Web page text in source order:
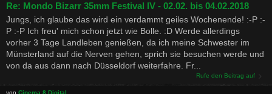
Re: Mondo Bizarr 35mm Festival IV - 02.02. bis 04.02.2018
Jungs, ich glaube das wird ein verdammt geiles Wochenende! :-P :-
P :-P Ich freu' mich schon jetzt wie Bolle. :D Werde allerdings
vorher 3 Tage Landleben genießen, da ich meine Schwester im
Münsterland auf die Nerven gehen, sprich sie besuchen werde und
von da aus dann nach Düsseldorf weiterfahre. Fr...
Rufe den Beitrag auf
von Cinema 8 Digital